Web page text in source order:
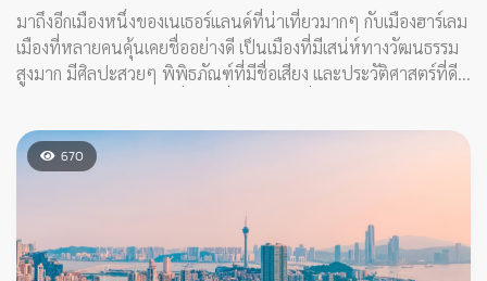
มาถึงอีกเมืองหนึ่งของเนเธอร์แลนด์ที่น่าเที่ยวมากๆ กับเมืองฮาร์เลม
เมืองที่หลายคนคุ้นเคยชื่ออย่างดี เป็นเมืองที่มีเสน่ห์ทางวัฒนธรรม
สูงมาก มีศิลปะสวยๆ พิพิธภัณฑ์ที่มีชื่อเสียง และประวัติศาสตร์ที่ดี
สถานที่ท่องเที่ยวนี้เลย
670